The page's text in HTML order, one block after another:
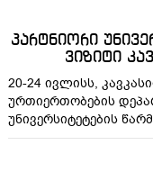
პარტნიორი
ვიზიტი
20-24 ივლისს,
ურთიერთობების
უნივერსიტეტების